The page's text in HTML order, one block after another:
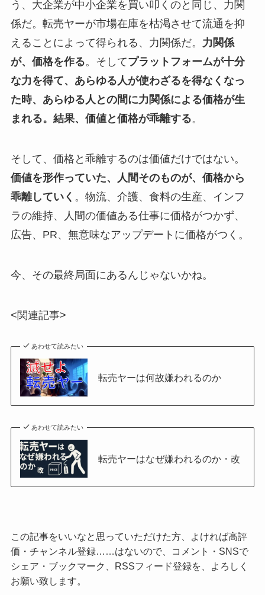
う、大企業が中小企業を買い叩くのと同じ、力関
係だ。転売ヤーが市場在庫を枯渇させて流通を抑
えることによって得られる、力関係だ。 力関係
が、価格を作る。そしてプラットフォームが十分
な力を得て、あらゆる人が使わざるを得なくなっ
た時、あらゆる人との間に力関係による価格が生
まれる。結果、価値と価格が乖離する。
そして、価格と乖離するのは価値だけではない。
価値を形作っていた、人間そのものが、価格から
乖離していく 。物流、介護、食料の生産、インフ
ラの維持、人間の価値ある仕事に価格がつかず、
広告、PR、無意味なアップデートに価格がつく。
今、その最終局面にあるんじゃないかね。
<関連記事>
あわせて読みたい
転売ヤーは何故嫌われるのか
あわせて読みたい
転売ヤーはなぜ嫌われるのか・改
この記事をいいなと思っていただけた方、よければ高評
価・チャンネル登録……はないので、コメント・SNSで
シェア・ブックマーク、RSSフィード登録を、よろしく
お願い致します。